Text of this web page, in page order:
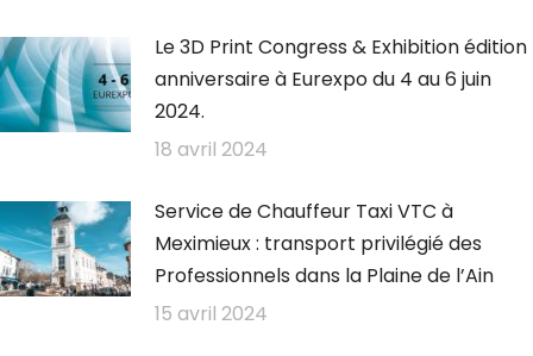
Le 3D Print Congress & Exhibition édition
anniversaire à Eurexpo du 4 au 6 juin
2024.
18 avril 2024
Service de Chauffeur Taxi VTC à
Meximieux : transport privilégié des
Professionnels dans la Plaine de l’Ain
15 avril 2024